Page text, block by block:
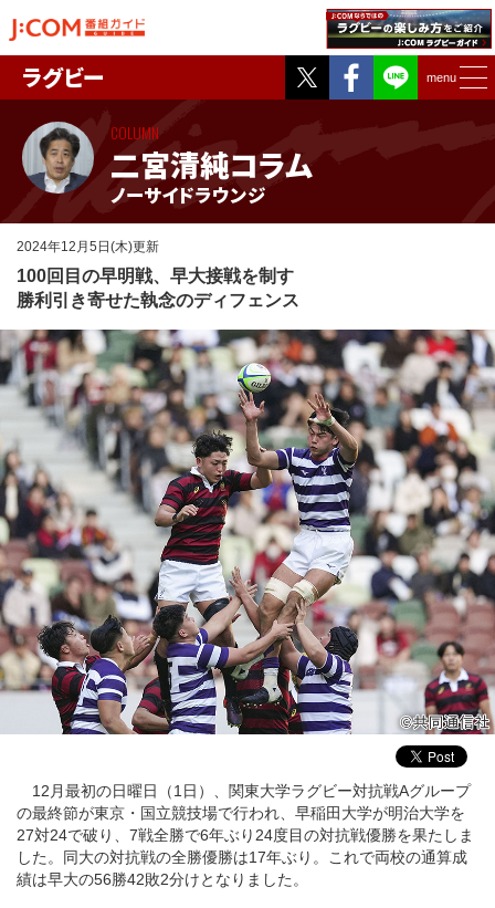
Twitter
Facebook
menu
ラグビー
二宮清純コラム
ノーサイドラウンジ
COLUMN
2024年12月5日(木)更新
100回目の早明戦、早大接戦を制す
勝利引き寄せた執念のディフェンス
12月最初の日曜日（1日）、関東大学ラグビー対抗戦Aグループ
の最終節が東京・国立競技場で行われ、早稲田大学が明治大学を
27対24で破り、7戦全勝で6年ぶり24度目の対抗戦優勝を果たしま
した。同大の対抗戦の全勝優勝は17年ぶり。これで両校の通算成
績は早大の56勝42敗2分けとなりました。